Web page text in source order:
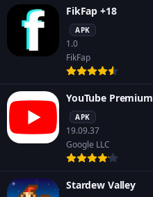
FikFap +18
APK
1.0
FikFap
YouTube Premium
APK
19.09.37
Google LLC
Stardew Valley